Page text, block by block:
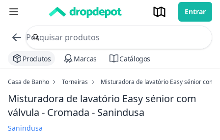
Entrar
commerce search no header
Procurar
Produtos Marcas Catálogos
Casa de Banho Torneiras Misturadora de lavatório Easy sénior com
Misturadora de lavatório Easy sénior com
válvula - Cromada - Sanindusa
Sanindusa